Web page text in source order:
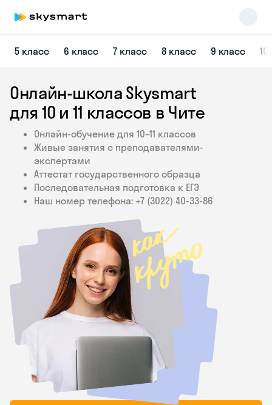
5 класс 6 класс 7 класс 8 класс 9 класс
Онлайн-школа Skysmart
для 10 и 11 классов в Чите
Онлайн-обучение для 10–11 классов
Живые занятия с преподавателями-
экспертами
Аттестат государственного образца
Последовательная подготовка к ЕГЭ
Наш номер телефона: +7 (3022) 40‑33‑86
Skysmart Chat